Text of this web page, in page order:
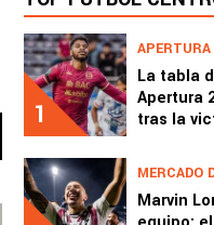
1
La tabla
Apertura
tras la
MERCADO
Marvin